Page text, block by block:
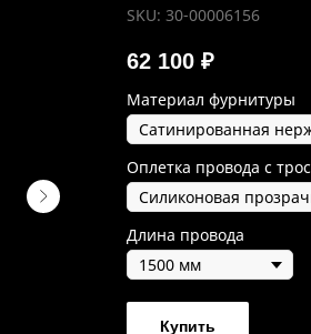
SKU: 30-00006156
62 100 ₽
Материал фурнитуры
Оплетка провода с
Длина провода
Купить